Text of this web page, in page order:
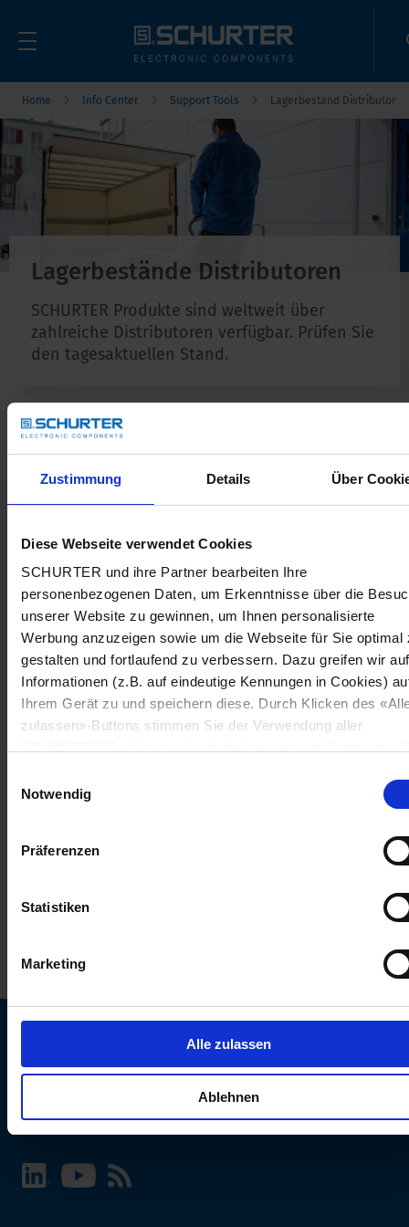
Zustimmung Details Über
Diese Webseite verwendet Cookies
SCHURTER und ihre Partner bearbeiten Ihre
personenbezogenen Daten, um Erkenntnisse über die
unserer Website zu gewinnen, um Ihnen personalisierte
Werbung anzuzeigen sowie um die Webseite für Sie optimal
gestalten und fortlaufend zu verbessern. Dazu greifen wir auf
Informationen (z.B. auf eindeutige Kennungen in Cookies)
Ihrem Gerät zu und speichern diese. Durch Klicken des
zulassen»-Buttons stimmen Sie der Verwendung aller
«Cookie-Einstellungen verwalten» am Seitenende klicken.
Einstellungen werden unseren Partnern gemeldet und haben
keinen Einfluss auf die Browserdaten. Weitere Informationen
erhalten Sie in unserer
Notwendig
Präferenzen
Statistiken
Marketing
Alle zulassen
Ablehnen
Home Info Center Support Tools Lagerbestand Distributor
Lagerbestände Distributoren
SCHURTER Produkte sind weltweit über
zahlreiche Distributoren verfügbar. Prüfen Sie
den tagesaktuellen Stand.
SCHURTER Webseite und Sprache wählen
INTERNATIONAL - Deutsch